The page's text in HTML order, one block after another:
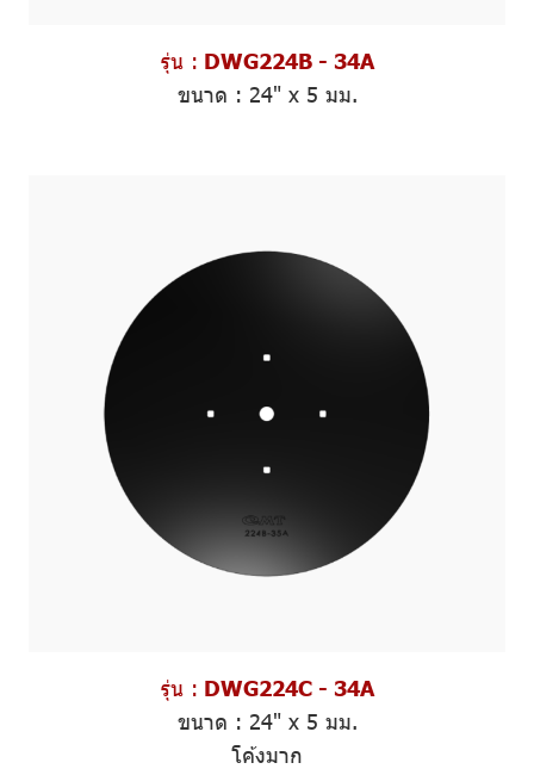
รุ่น : DWG224B - 34A
ขนาด : 24" x 5 มม.
รุ่น : DWG224C - 34A
ขนาด : 24" x 5 มม.
โค้งมาก